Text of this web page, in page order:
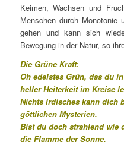
Keimen, Wachsen und
Menschen durch Monotonie
gehen und kann sich
Bewegung in der Natur, so
Die Grüne Kraft:
Oh edelstes Grün, das du
heller Heiterkeit im Kreise
Nichts Irdisches kann dich
göttlichen Mysterien.
Bist du doch strahlend wie
die Flamme der Sonne.